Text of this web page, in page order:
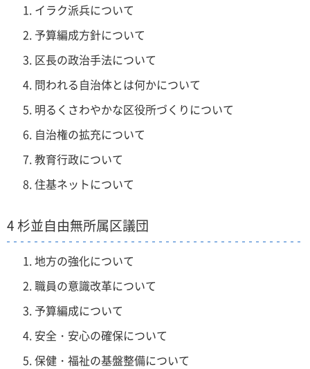
イラク派兵について
予算編成方針について
区長の政治手法について
問われる自治体とは何かについて
明るくさわやかな区役所づくりについて
自治権の拡充について
教育行政について
住基ネットについて
4 杉並自由無所属区議団
地方の強化について
職員の意識改革について
予算編成について
安全・安心の確保について
保健・福祉の基盤整備について